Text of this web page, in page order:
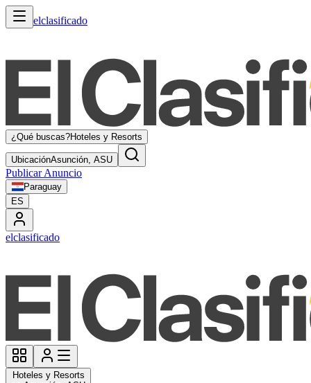
elclasificado
¿Qué buscas?Hoteles y Resorts
UbicaciónAsunción, ASU
Publicar Anuncio
Paraguay
ES
elclasificado
Hoteles y Resorts